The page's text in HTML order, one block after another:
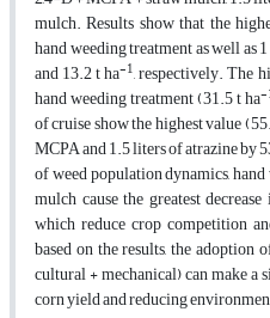
mulch. Results show that the
hand weeding treatment as well
and 13.2 t ha-1, respectively. The
hand weeding treatment (31.5 t ha-
of cruise show the highest value
MCPA and 1.5 liters of atrazine by
of weed population dynamics,
mulch cause the greatest
which reduce crop competition
based on the results, the adoption
cultural + mechanical) can make
corn yield and reducing